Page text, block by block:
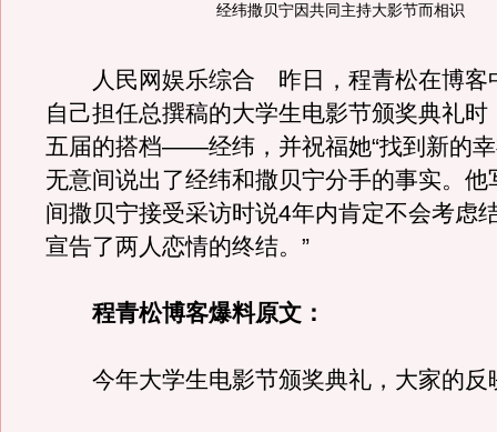
经纬撒贝宁因共同主持大影节而相识
人民网娱乐综合 昨日，程青松在博客
自己担任总撰稿的大学生电影节颁奖典礼时
五届的搭档——经纬，并祝福她“找到新的幸
无意间说出了经纬和撒贝宁分手的事实。他
间撒贝宁接受采访时说4年内肯定不会考虑
宣告了两人恋情的终结。”
程青松博客爆料原文：
今年大学生电影节颁奖典礼，大家的反